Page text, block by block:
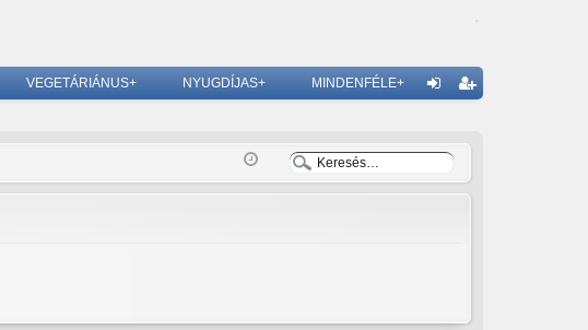
G
VEGETÁRIÁNUS+ NYUGDÍJAS+ MINDENFÉLE+
ép
és
is
ztr